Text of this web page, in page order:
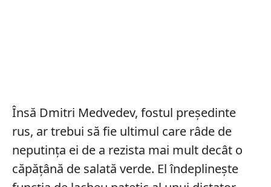
Însă Dmitri Medvedev, fostul președinte
rus, ar trebui să fie ultimul care râde de
neputința ei de a rezista mai mult decât o
căpățână de salată verde. El îndeplinește